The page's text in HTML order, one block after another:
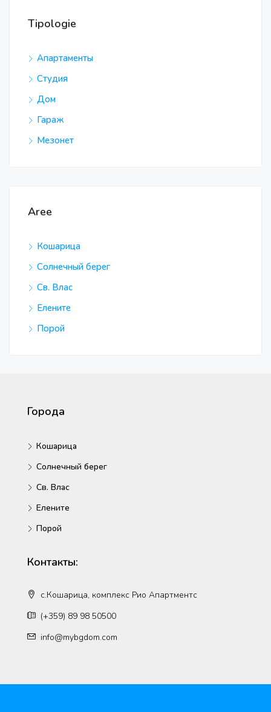
Tipologie
Апартаменты
Студия
Дом
Гараж
Мезонет
Aree
Кошарица
Солнечный берег
Св. Влас
Елените
Порой
Города
Кошарица
Солнечный берег
Св. Влас
Елените
Порой
Контакты:
с.Кошарица, комплекс Рио Апартментс
(+359) 89 98 50500
info@mybgdom.com